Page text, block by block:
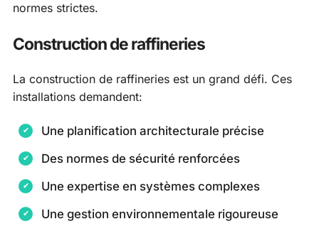
normes strictes.
Construction de raffineries
La construction de raffineries est un grand défi. Ces
installations demandent:
Une planification architecturale précise
Des normes de sécurité renforcées
Une expertise en systèmes complexes
Une gestion environnementale rigoureuse